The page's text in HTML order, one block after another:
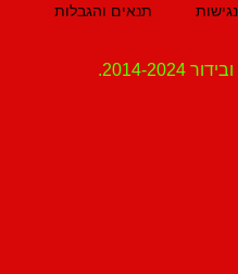
תנאים והגבלות